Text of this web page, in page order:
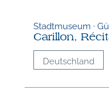
Stadtmuseum ·
Carillon,
Deutschland